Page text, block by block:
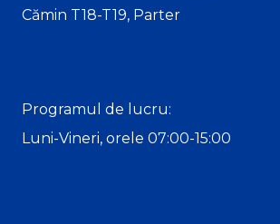
Cămin T18-T19, Parter
Programul de lucru:
Luni-Vineri, orele 07:00-15:00